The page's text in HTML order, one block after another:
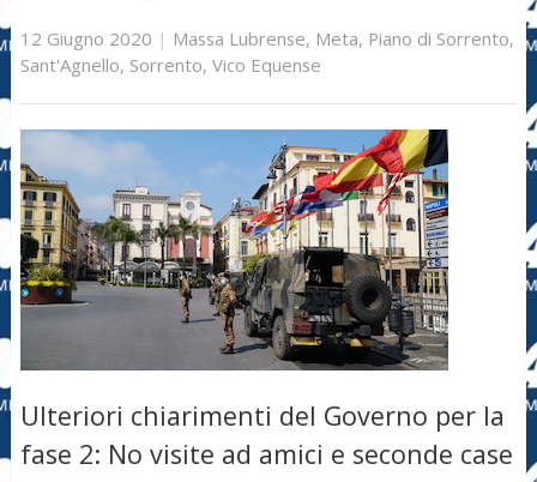
12 Giugno 2020 | Massa Lubrense, Meta, Piano di Sorrento,
Sant'Agnello, Sorrento, Vico Equense
Ulteriori chiarimenti del Governo per la
fase 2: No visite ad amici e seconde case